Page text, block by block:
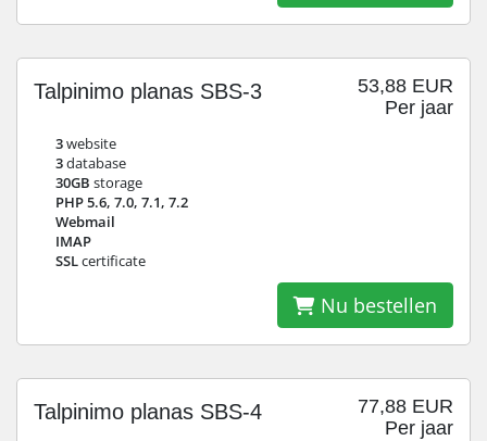
53,88 EUR
Per jaar
Talpinimo planas SBS-3
3website
3database
30GB storage
PHP 5.6, 7.0, 7.1, 7.2
Webmail
IMAP
SSLcertificate
Nu bestellen
77,88 EUR
Per jaar
Talpinimo planas SBS-4